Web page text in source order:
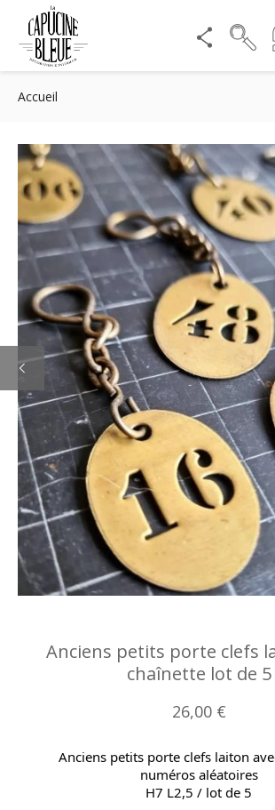
Accueil
Anciens petits porte clefs
chaînette lot de 5
26,00 €
Anciens petits porte clefs laiton
numéros aléatoires
H7 L2,5 / lot de 5